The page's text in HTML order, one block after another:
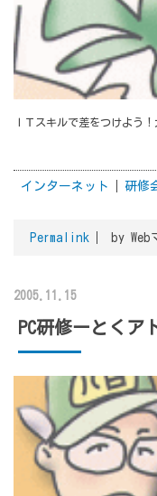
ＩＴスキルで差をつけよう
インターネット 研修
Permalink by Web
2005.11.15
PC研修ーとくア